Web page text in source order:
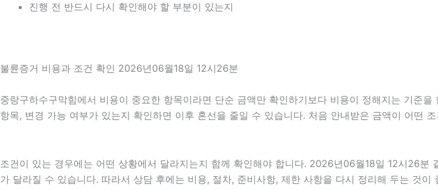
진행 전 반드시 다시 확인해야 할 부분이 있는지
불륜증거 비용과 조건 확인 2026년06월18일 12시26분
중랑구하수구막힘에서 비용이 중요한 항목이라면 단순 금액만 확인하기보다 비용이 정해지는 기준
항목, 변경 가능 여부가 있는지 확인하면 이후 혼선을 줄일 수 있습니다. 처음 안내받은 금액이 어떤
조건이 있는 경우에는 어떤 상황에서 달라지는지 함께 확인해야 합니다. 2026년06월18일 12시26
가 달라질 수 있습니다. 따라서 상담 후에는 비용, 절차, 준비사항, 제한 사항을 다시 정리해 두는 것이